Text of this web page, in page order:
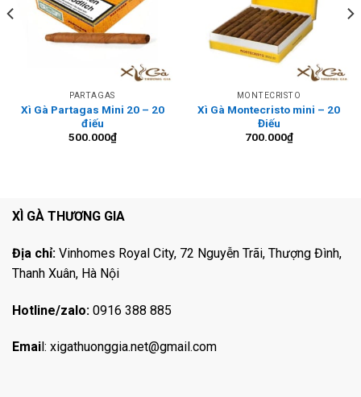
PARTAGAS
Xì Gà Partagas Mini 20 – 20
điếu
500.000₫
MONTECRISTO
Xì Gà Montecristo mini – 20
Điếu
700.000₫
XÌ GÀ THƯƠNG GIA
Địa chỉ: Vinhomes Royal City, 72 Nguyễn Trãi, Thượng Đình,
Thanh Xuân, Hà Nội
Hotline/zalo: 0916 388 885
Emai l: xigathuonggia.net@gmail.com